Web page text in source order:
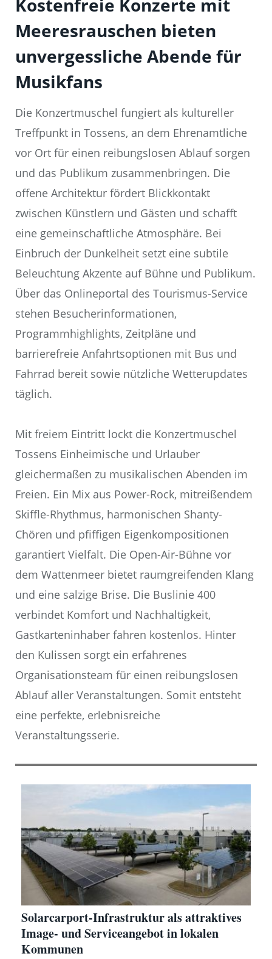
Kostenfreie Konzerte mit
Meeresrauschen bieten
unvergessliche Abende für
Musikfans
Die Konzertmuschel fungiert als kultureller
Treffpunkt in Tossens, an dem Ehrenamtliche
vor Ort für einen reibungslosen Ablauf sorgen
und das Publikum zusammenbringen. Die
offene Architektur fördert Blickkontakt
zwischen Künstlern und Gästen und schafft
eine gemeinschaftliche Atmosphäre. Bei
Einbruch der Dunkelheit setzt eine subtile
Beleuchtung Akzente auf Bühne und Publikum.
Über das Onlineportal des Tourismus-Service
stehen Besucherinformationen,
Programmhighlights, Zeitpläne und
barrierefreie Anfahrtsoptionen mit Bus und
Fahrrad bereit sowie nützliche Wetterupdates
täglich.
Mit freiem Eintritt lockt die Konzertmuschel
Tossens Einheimische und Urlauber
gleichermaßen zu musikalischen Abenden im
Freien. Ein Mix aus Power-Rock, mitreißendem
Skiffle-Rhythmus, harmonischen Shanty-
Chören und pfiffigen Eigenkompositionen
garantiert Vielfalt. Die Open-Air-Bühne vor
dem Wattenmeer bietet raumgreifenden Klang
und eine salzige Brise. Die Buslinie 400
verbindet Komfort und Nachhaltigkeit,
Gastkarteninhaber fahren kostenlos. Hinter
den Kulissen sorgt ein erfahrenes
Organisationsteam für einen reibungslosen
Ablauf aller Veranstaltungen. Somit entsteht
eine perfekte, erlebnisreiche
Veranstaltungsserie.
Solarcarport-Infrastruktur als attraktives
Image- und Serviceangebot in lokalen
Kommunen